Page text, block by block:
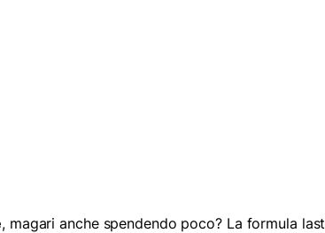
, magari anche spendendo poco? La formula last